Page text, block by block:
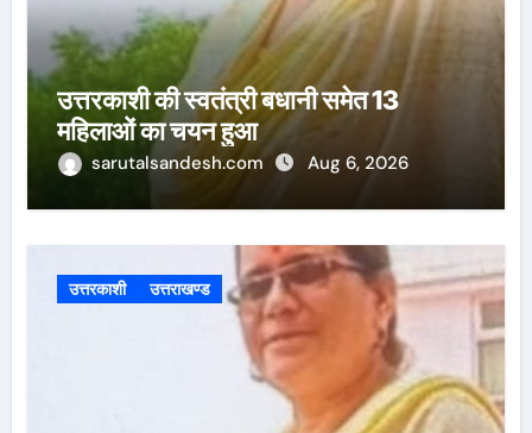
उत्तरकाशी की स्वतंत्री बधानी समेत 13
महिलाओं का चयन हुआ
sarutalsandesh.com Aug 6, 2026
उत्तरकाशी उत्तराखण्ड